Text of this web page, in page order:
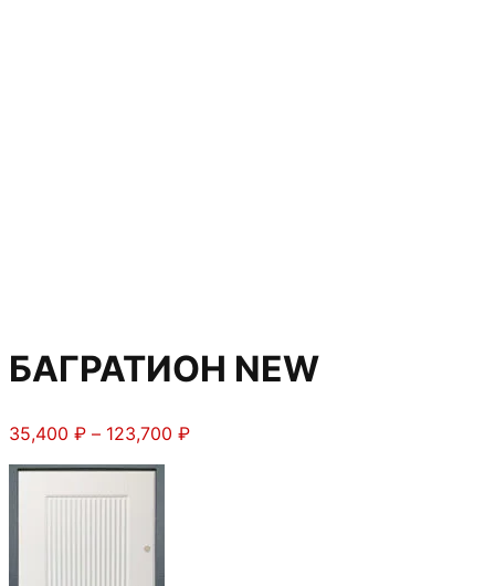
БАГРАТИОН NEW
35,400 ₽ – 123,700 ₽Диапазон